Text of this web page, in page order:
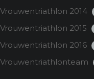
Vrouwentriathlon 2014
Vrouwentriathlon 2015
Vrouwentriathlon 2016
Vrouwentriathlonteam